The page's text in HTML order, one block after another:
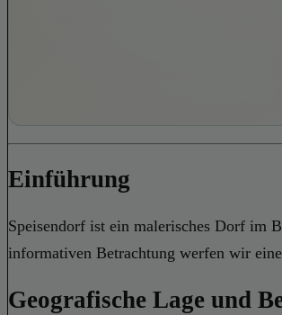
Einführung
Speisendorf ist ein malerisches Dorf im
informativen Betrachtung werfen wir
Geografische Lage und